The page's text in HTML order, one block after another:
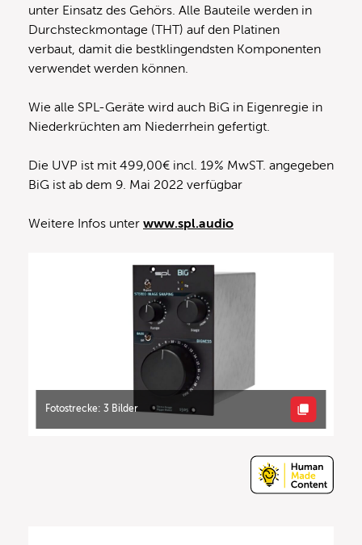
unter Einsatz des Gehörs. Alle Bauteile werden in
Durchsteckmontage (THT) auf den Platinen
verbaut, damit die bestklingendsten Komponenten
verwendet werden können.
Wie alle SPL-Geräte wird auch BiG in Eigenregie in
Niederkrüchten am Niederrhein gefertigt.
Die UVP ist mit 499,00€ incl. 19% MwST. angegeben
BiG ist ab dem 9. Mai 2022 verfügbar
Weitere Infos unter www.spl.audio
Fotostrecke: 3 Bilder